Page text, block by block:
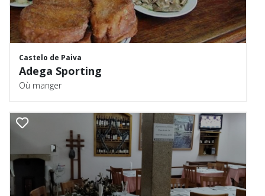
Castelo de Paiva
Adega Sporting
Où manger